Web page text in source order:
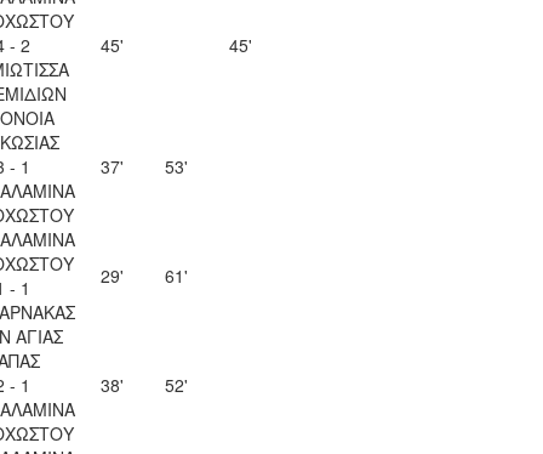
- 2
45' 45'
- 1
37' 53'
- 1
29' 61'
ΑΓΙΑΣ
- 1
38' 52'